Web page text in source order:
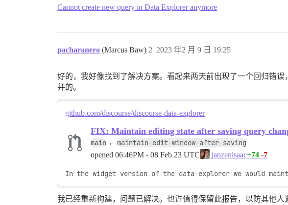
Cannot create new query in Data Explorer anymore
pacharanero (Marcus Baw) 2023 年2 月 9 日 19:25
2
好的，我好像找到了解决方案。看起来两天前出现了一个回归错
并的。
github.com/discourse/discourse-data-explorer
FIX: Maintain editing state after saving query
main ← maintain-edit-window-after-saving
opened 06:46PM - 08 Feb 23 UTC janzenisaac+74 -7
In the widget version of the data-explorer we would
我已经重新构建，问题已解决。也许值得保留此报告，以防其他